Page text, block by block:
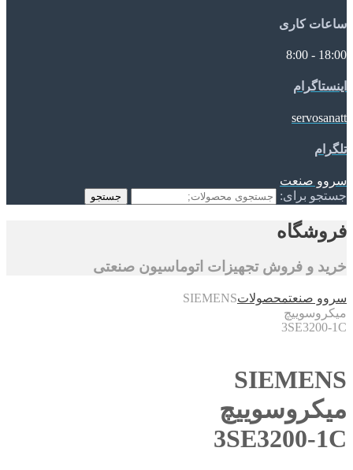
ساعات کاری
18:00 - 8:00
اینستاگرام
servosanatt
تلگرام
سروو صنعت
جستجو برای:
جستجو
فروشگاه
خرید و فروش تجهیزات اتوماسیون صنعتی
سروو صنعتمحصولاتSIEMENS
میکروسوییچ
3SE3200-1C
SIEMENS
میکروسوییچ
3SE3200-1C